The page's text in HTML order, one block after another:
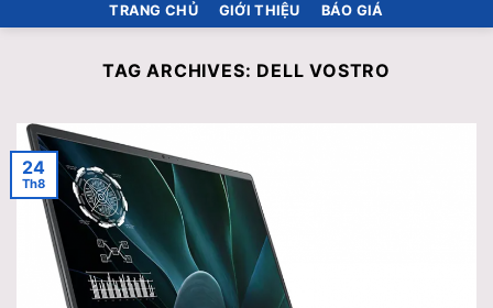
TRANG CHỦ GIỚI THIỆU BÁO GIÁ
TAG ARCHIVES: DELL VOSTRO
24
Th8